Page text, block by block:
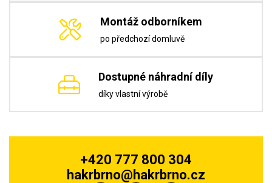
Montáž odborníkem
po předchozí domluvě
Dostupné náhradní díly
díky vlastní výrobě
+420 777 800 304
hakrbrno@hakrbrno.cz